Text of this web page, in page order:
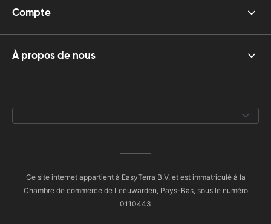
Compte
À propos de nous
Ce site internet appartient à EasyTerra B.V. et est immatriculé à la
Chambre de commerce de Leeuwarden, Pays-Bas, sous le numéro
0110443